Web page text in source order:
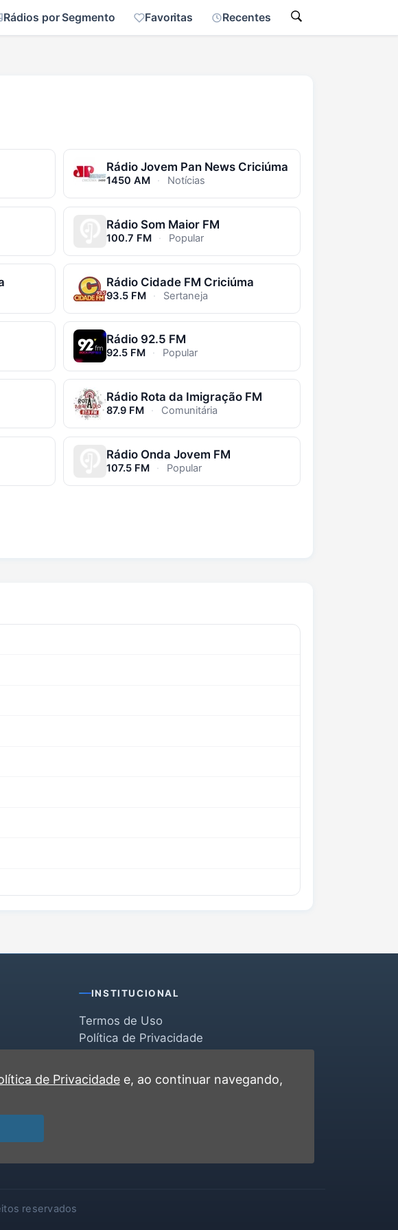
Rádios por Segmento Favoritas Recentes
Rádio Jovem Pan News Criciúma
1450 AM · Notícias
Rádio Som Maior FM
100.7 FM · Popular
Rádio Cidade FM Criciúma
93.5 FM · Sertaneja
Rádio 92.5 FM
92.5 FM · Popular
Rádio Rota da Imigração FM
87.9 FM · Comunitária
Rádio Onda Jovem FM
107.5 FM · Popular
INSTITUCIONAL
Termos de Uso
Política de Privacidade
Contato
reservados
de Privacidadee, ao continuar navegando,